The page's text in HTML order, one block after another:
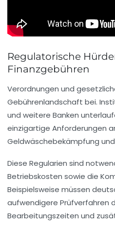
Regulatorische
Finanzgebühren
Verordnungen und
Gebührenlandschaft bei.
und weitere Banken
einzigartige Anforderungen
Geldwäschebekämpfung
Diese Regularien sind
Betriebskosten sowie die
Beispielsweise müssen
aufwendigere Prüfverfahren
Bearbeitungszeiten und